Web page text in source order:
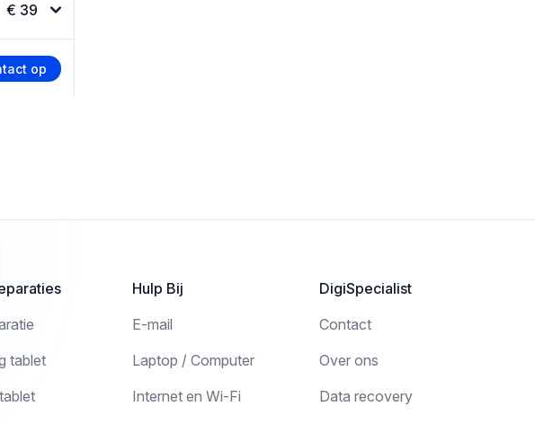
€ 39
op
tablet
Hulp Bij
E-mail
Laptop / Computer
Internet en Wi-Fi
DigiSpecialist
Contact
Over ons
Data recovery